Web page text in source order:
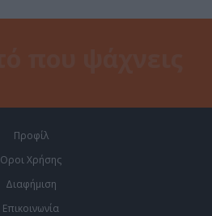
Προφίλ
Οροι Χρήσης
Διαφήμιση
Επικοινωνία